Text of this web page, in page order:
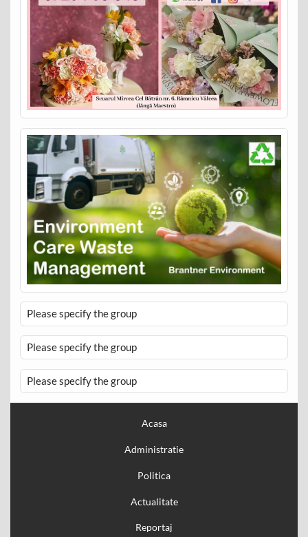
Please specify the group
Please specify the group
Please specify the group
Acasa
Administratie
Politica
Actualitate
Reportaj